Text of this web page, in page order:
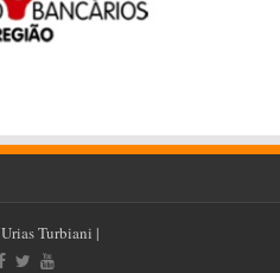
Urias Turbiani |